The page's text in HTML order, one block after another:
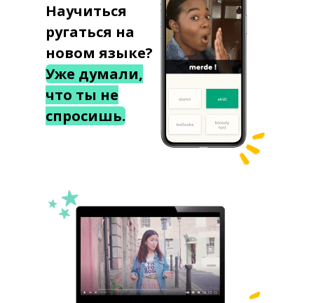
Научиться
ругаться на
новом языке?
Уже думали,
что ты не
спросишь.